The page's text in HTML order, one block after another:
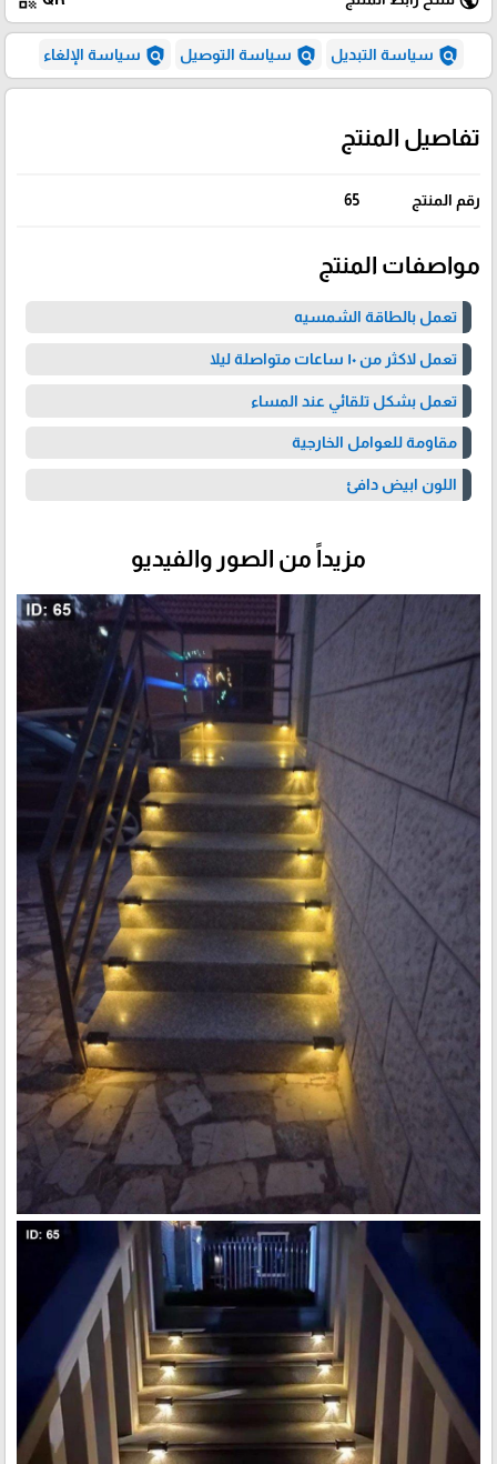
policy سياسة التبديل policy سياسة التوصيل policy سياسة الإلغاء
تفاصيل المنتج
رقم المنتج 65
مواصفات المنتج
تعمل بالطاقة الشمسيه
تعمل لاكثر من ١٠ ساعات متواصلة ليلا
تعمل بشكل تلقائي عند المساء
مقاومة للعوامل الخارجية
اللون ابيض دافئ
مزيداً من الصور والفيديو